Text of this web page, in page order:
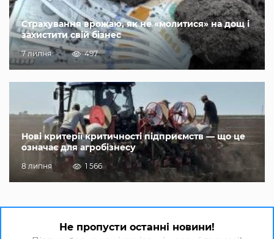
Страхування врожаю, як не «молитися» на дощ і
захистити свій бізнес
7 липня 497
Нові критерії критичності підприємств — що це
означає для агробізнесу
8 липня 1 566
Не пропусти останні новини!